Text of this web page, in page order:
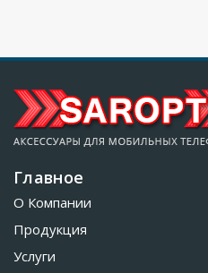
Главное
О Компании
Продукция
Услуги